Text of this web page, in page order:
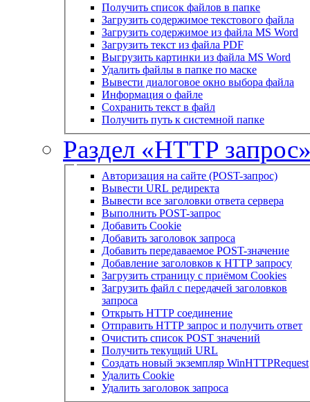
Получить список файлов в папке
Загрузить содержимое текстового файла
Загрузить содержимое из файла MS Word
Загрузить текст из файла PDF
Выгрузить картинки из файла MS Word
Удалить файлы в папке по маске
Вывести диалоговое окно выбора файла
Информация о файле
Сохранить текст в файл
Получить путь к системной папке
Раздел «HTTP
Авторизация на сайте (POST-запрос)
Вывести URL редиректа
Вывести все заголовки ответа сервера
Выполнить POST-запрос
Добавить Cookie
Добавить заголовок запроса
Добавить передаваемое POST-значение
Добавление заголовков к HTTP запросу
Загрузить страницу с приёмом Cookies
Загрузить файл с передачей заголовков
запроса
Открыть HTTP соединение
Отправить HTTP запрос и получить ответ
Очистить список POST значений
Получить текущий URL
Создать новый экземпляр WinHTTPRequest
Удалить Cookie
Удалить заголовок запроса